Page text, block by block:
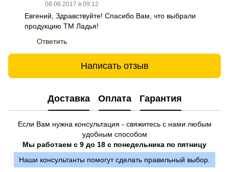
08.06.2017 в 09:12
Евгений, Здравствуйте! Спасибо Вам, что выбрали
продукцию ТМ Ладья!
Ответить
Написать отзыв
Доставка Оплата Гарантия
Если Вам нужна консультация - свяжитесь с нами любым
удобным способом
Мы работаем с 9 до 18 с понедельника по пятницу
Наши консультанты помогут сделать правильный выбор.